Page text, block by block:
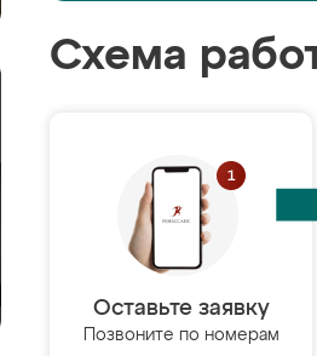
Схема
Оставьте заявку
Позвоните по номерам